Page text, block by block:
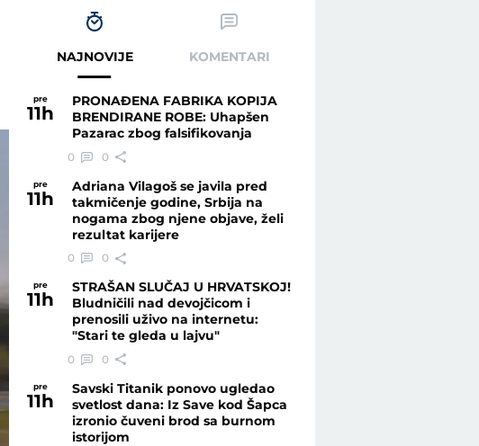
NAJNOVIJE KOMENTARI
pre
11h
PRONAĐENA FABRIKA KOPIJA
BRENDIRANE ROBE: Uhapšen
Pazarac zbog falsifikovanja
0 0
pre
11h
Adriana Vilagoš se javila pred
takmičenje godine, Srbija na
nogama zbog njene objave, želi
rezultat karijere
0 0
pre
11h
STRAŠAN SLUČAJ U HRVATSKOJ!
Bludničili nad devojčicom i
prenosili uživo na internetu:
"Stari te gleda u lajvu"
0 0
pre
11h
Savski Titanik ponovo ugledao
svetlost dana: Iz Save kod Šapca
izronio čuveni brod sa burnom
istorijom